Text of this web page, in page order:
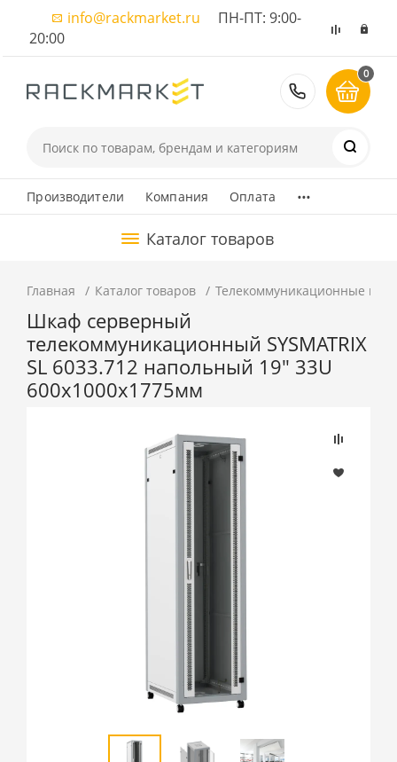
info@rackmarket.ru ПН-ПТ: 9:00-
20:00
8 (495)
0
Производители Компания Оплата ...
Каталог товаров
Главная Каталог товаров Телекоммуникационные
Шкаф серверный
телекоммуникационный SYSMATRIX
SL 6033.712 напольный 19" 33U
600x1000x1775мм